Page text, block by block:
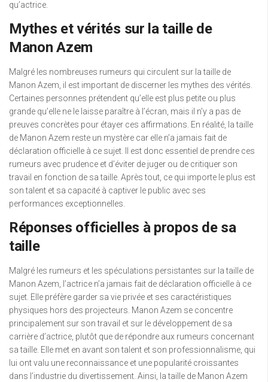
qu’actrice.
Mythes et vérités sur la taille de
Manon Azem
Malgré les nombreuses rumeurs qui circulent sur la taille de
Manon Azem, il est important de discerner les mythes des vérités.
Certaines personnes prétendent qu’elle est plus petite ou plus
grande qu’elle ne le laisse paraître à l’écran, mais il n’y a pas de
preuves concrètes pour étayer ces affirmations. En réalité, la taille
de Manon Azem reste un mystère car elle n’a jamais fait de
déclaration officielle à ce sujet. Il est donc essentiel de prendre ces
rumeurs avec prudence et d’éviter de juger ou de critiquer son
travail en fonction de sa taille. Après tout, ce qui importe le plus est
son talent et sa capacité à captiver le public avec ses
performances exceptionnelles.
Réponses officielles à propos de sa
taille
Malgré les rumeurs et les spéculations persistantes sur la taille de
Manon Azem, l’actrice n’a jamais fait de déclaration officielle à ce
sujet. Elle préfère garder sa vie privée et ses caractéristiques
physiques hors des projecteurs. Manon Azem se concentre
principalement sur son travail et sur le développement de sa
carrière d’actrice, plutôt que de répondre aux rumeurs concernant
sa taille. Elle met en avant son talent et son professionnalisme, qui
lui ont valu une reconnaissance et une popularité croissantes
dans l’industrie du divertissement. Ainsi, la taille de Manon Azem